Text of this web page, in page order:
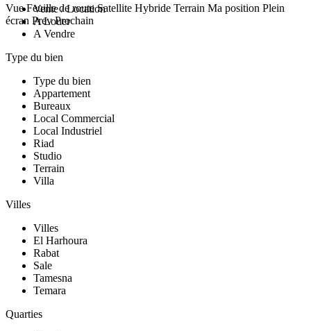
Vue Feuille de route Satellite Hybride Terrain Ma position Plein
écran Prev Prochain
Vente / Location
A Louer
A Vendre
Type du bien
Type du bien
Appartement
Bureaux
Local Commercial
Local Industriel
Riad
Studio
Terrain
Villa
Villes
Villes
El Harhoura
Rabat
Sale
Tamesna
Temara
Quarties